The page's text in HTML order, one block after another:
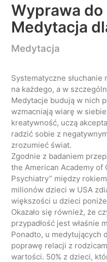
Wyprawa do
Medytacja
Medytacja
Systematyczne słuchanie
na każdego, a w
Medytacje budują w nich
wzmacniają wiarę w
kreatywność, uczą
radzić sobie z
zrozumieć świat.
Zgodnie z badaniem
the American Academy of
Psychiatry” między
milionów dzieci w USA
większości u dzieci
Okazało się również, że
przypadłość jest właśnie
Ponadto, u medytujących
poprawę relacji z
wartości. 50% z dzieci,